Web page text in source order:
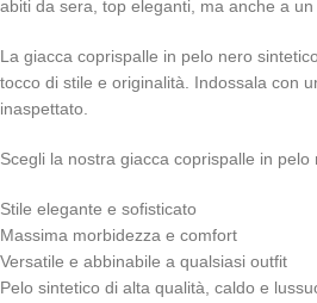
abiti da sera, top eleganti, ma anche a
La giacca coprispalle in pelo nero
tocco di stile e originalità. Indossala con
inaspettato.
Scegli la nostra giacca coprispalle in pelo
Stile elegante e sofisticato
Massima morbidezza e comfort
Versatile e abbinabile a qualsiasi outfit
Pelo sintetico di alta qualità, caldo e